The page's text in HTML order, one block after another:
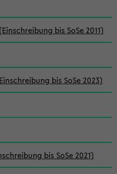
bis SoSe 2011)
bis SoSe 2023)
bis SoSe 2021)